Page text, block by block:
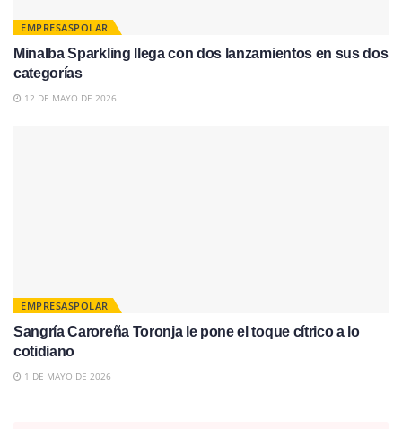
EMPRESASPOLAR
Minalba Sparkling llega con dos lanzamientos en sus dos
categorías
12 DE MAYO DE 2026
EMPRESASPOLAR
Sangría Caroreña Toronja le pone el toque cítrico a lo
cotidiano
1 DE MAYO DE 2026